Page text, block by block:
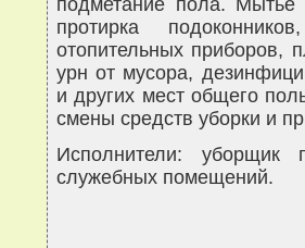
подметание пола. Мытье
протирка
отопительных приборов,
урн от мусора,
и других мест общего
смены средств уборки и
Исполнители: уборщик
служебных помещений.